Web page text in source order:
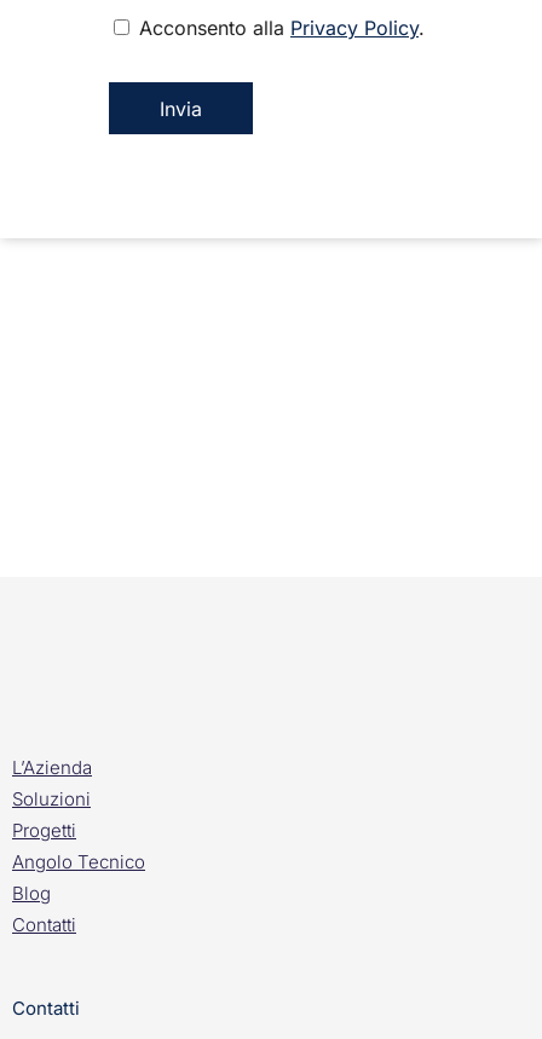
Acconsento alla Privacy Policy.
L’Azienda
Soluzioni
Progetti
Angolo Tecnico
Blog
Contatti
Contatti